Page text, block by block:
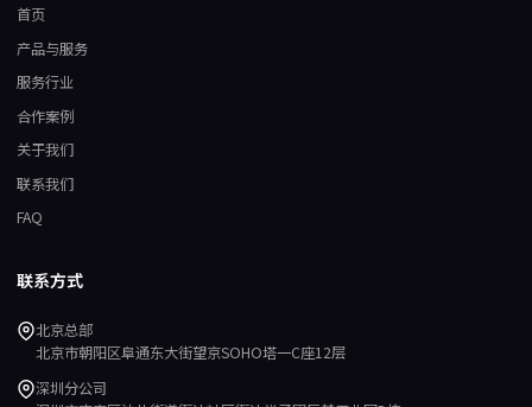
首页
产品与服务
服务行业
合作案例
关于我们
联系我们
FAQ
联系方式
北京总部
北京市朝阳区阜通东大街望京SOHO塔一C座12层
深圳分公司